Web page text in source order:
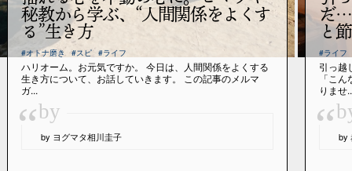
秘教から学ぶ、“人間関係をよくす
る”生き方
#オトナ磨き #スピ #ライフ
ハリオーム。お元気ですか。 今日は、人間関係をよくする
生き方について、お話していきます。 この記事のメルマ
ガ...
“by
by ヨグマタ相川圭子
だ…
と
#ライフ
引っ越
「こ
りませ
“ by